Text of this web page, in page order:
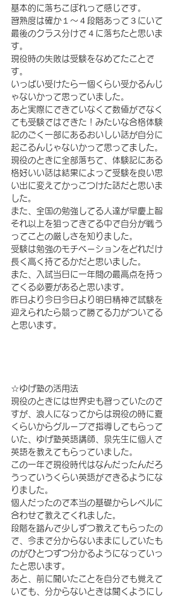
基本的に落ちこぼれって感じです。
習熟度は確か１～４段階あって３にいて
最後のクラス分けで４に落ちたと思いま
す。
現役時の失敗は受験をなめてたことで
す。
いっぱい受けたら一個くらい受かるんじ
ゃないかって思っていました。
あと実際にできていなくて数値がでなく
ても受験ではできた！みたいな合格体験
記のごく一部にあるおいしい話が自分に
起こるんじゃないかって思ってました。
現役のときに全部落ちて、体験記にある
格好いい話は結果によって受験を良い思
い出に変えてかっこつけた話だと思いま
した。
また、全国の勉強してる人達が早慶上智
それ以上を狙ってきてる中で自分が戦う
ってことの厳しさを知りました。
受験は勉強のモチベーションをどれだけ
長く高く持てるかだと思いました。
また、入試当日に一年間の最高点を持っ
てくる必要があると思います。
昨日より今日今日より明日精神で試験を
迎えられたら競って勝てる力がついてる
と思います。
☆ゆげ塾の活用法
現役のときには世界史も習っていたので
すが、浪人になってからは現役の時に夏
くらいからグループで指導してもらって
いた、ゆげ塾英語講師、泉先生に個人で
英語を教えてもらっていました。
この一年で現役時代はなんだったんだろ
うっていうくらい英語ができるようにな
りました。
個人だったので本当の基礎からレベルに
合わせて教えてくれました。
段階を踏んで少しずつ教えてもらったの
で、今まで分からないままにしていたも
のがひとつずつ分かるようになっていっ
たと思います。
あと、前に聞いたことを自分でも覚えて
いても、分からないときは聞くようにし